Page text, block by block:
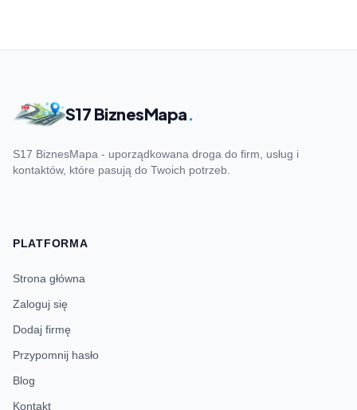
S17 BiznesMapa.
S17 BiznesMapa - uporządkowana droga do firm, usług i
kontaktów, które pasują do Twoich potrzeb.
PLATFORMA
Strona główna
Zaloguj się
Dodaj firmę
Przypomnij hasło
Blog
Kontakt